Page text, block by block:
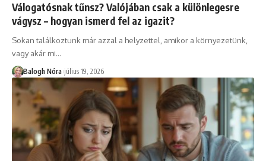
Válogatósnak tűnsz? Valójában csak a különlegesre
vágysz – hogyan ismerd fel az igazit?
Sokan találkoztunk már azzal a helyzettel, amikor a környezetünk,
vagy akár mi…
Balogh Nóra július 19, 2026